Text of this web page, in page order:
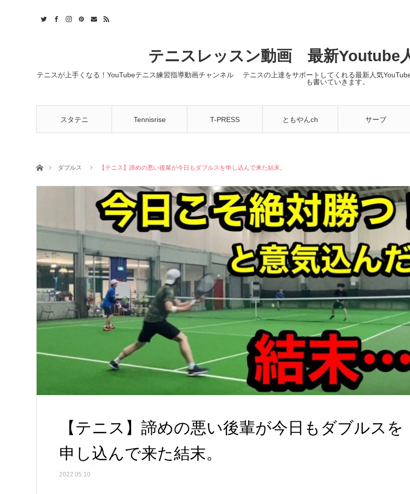
テニスレッスン動画 最新Youtube
テニスが上手くなる！YouTubeテニス練習指導動画チャンネル テニスの上達をサポートしてくれる最新人気
も書いていきます。
スタテニ Tennisrise T-PRESS ともやんch サーブ
ホームダブルス 【テニス】諦めの悪い後輩が今日もダブルスを申し込んで来た結末。
【テニス】諦めの悪い後輩が今日もダブルスを
申し込んで来た結末。
2022.05.10